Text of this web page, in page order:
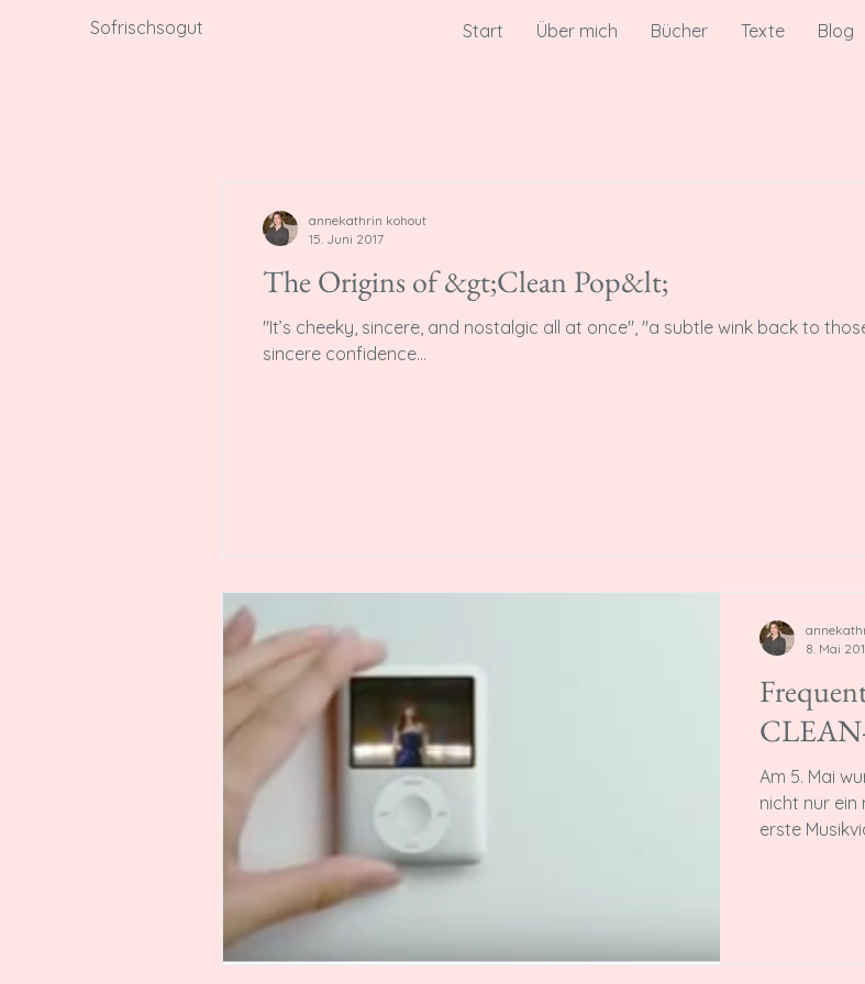
Sofrischsogut Start Über mich Bücher Texte Blog
The Origins of &gt;Clean Pop&lt;
"It’s cheeky, sincere, and nostalgic all at once", "a subtle wink back to
sincere confidence...
annekathrin kohout
15. Juni 2017
Am 5. Mai
nicht nur ein
erste
8. Mai